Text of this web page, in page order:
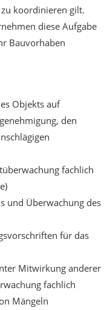
koordinieren gilt.
diese Aufgabe
Bauvorhaben
Objekts auf
den
fachlich
und Überwachung des
für das
Mitwirkung anderer
fachlich
Mängeln